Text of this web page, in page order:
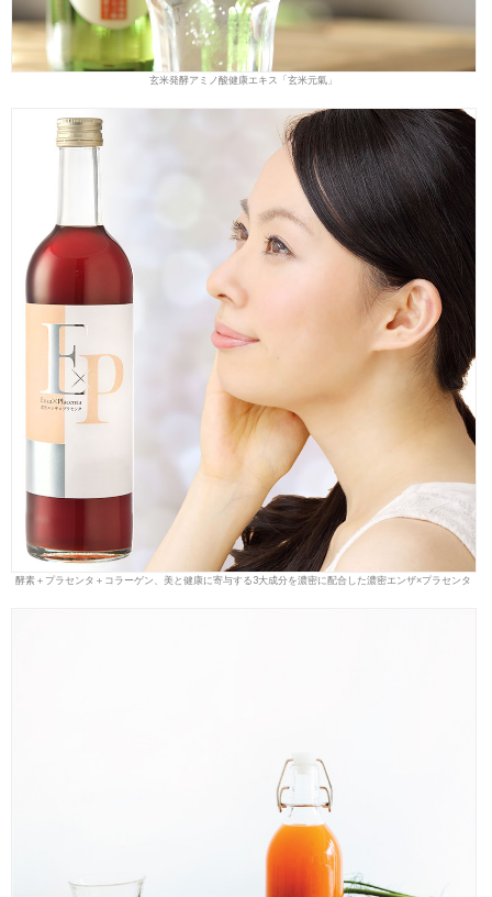
玄米発酵アミノ酸健康エキス「玄米元氣」
酵素＋プラセンタ＋コラーゲン、美と健康に寄与する3大成分を濃密に配合した濃密エンザ×プラセンタ